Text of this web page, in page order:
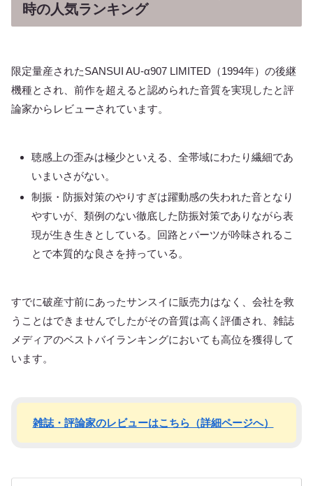
時の人気ランキング
限定量産されたSANSUI AU-α907 LIMITED（1994年）の後継
機種とされ、前作を超えると認められた音質を実現したと評
論家からレビューされています。
聴感上の歪みは極少といえる、全帯域にわたり繊細であ
いまいさがない。
制振・防振対策のやりすぎは躍動感の失われた音となり
やすいが、類例のない徹底した防振対策でありながら表
現が生き生きとしている。回路とパーツが吟味されるこ
とで本質的な良さを持っている。
すでに破産寸前にあったサンスイに販売力はなく、会社を救
うことはできませんでしたがその音質は高く評価され、雑誌
メディアのベストバイランキングにおいても高位を獲得して
います。
雑誌・評論家のレビューはこちら（詳細ページへ）